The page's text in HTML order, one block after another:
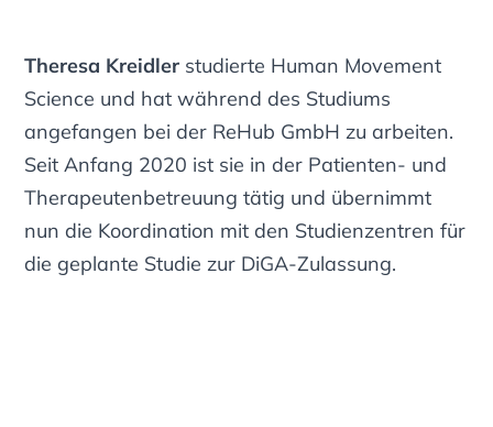
Theresa Kreidler studierte Human Movement
Science und hat während des Studiums
angefangen bei der ReHub GmbH zu arbeiten.
Seit Anfang 2020 ist sie in der Patienten- und
Therapeutenbetreuung tätig und übernimmt
nun die Koordination mit den Studienzentren für
die geplante Studie zur DiGA-Zulassung.